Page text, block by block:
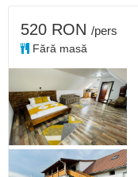
520 RON /pers
Fără masă